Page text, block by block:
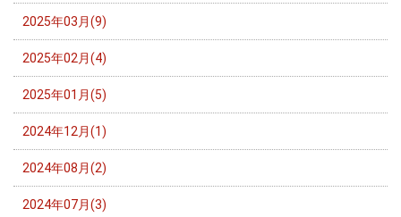
2025年03月(9)
2025年02月(4)
2025年01月(5)
2024年12月(1)
2024年08月(2)
2024年07月(3)